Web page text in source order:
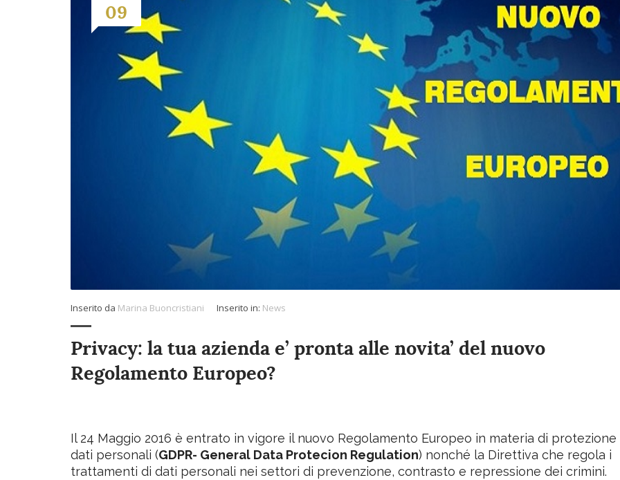
09
Inserito da Marina Buoncristiani Inserito in: News
Privacy: la tua azienda e’ pronta alle novita’ del nuovo
Regolamento Europeo?
Il 24 Maggio 2016 è entrato in vigore il nuovo Regolamento Europeo in materia di protezione
dati personali (GDPR- General Data Protecion Regulation) nonché la Direttiva che regola i
trattamenti di dati personali nei settori di prevenzione, contrasto e repressione dei crimini.